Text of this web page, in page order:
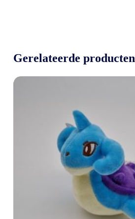
Gerelateerde producten